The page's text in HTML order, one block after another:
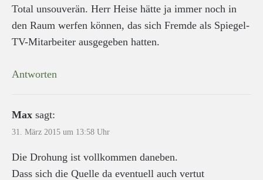
Total unsouverän. Herr Heise hätte ja immer noch in
den Raum werfen können, das sich Fremde als Spiegel-
TV-Mitarbeiter ausgegeben hatten.
Antworten
Max sagt:
31. März 2015 um 13:58 Uhr
Die Drohung ist vollkommen daneben.
Dass sich die Quelle da eventuell auch vertut